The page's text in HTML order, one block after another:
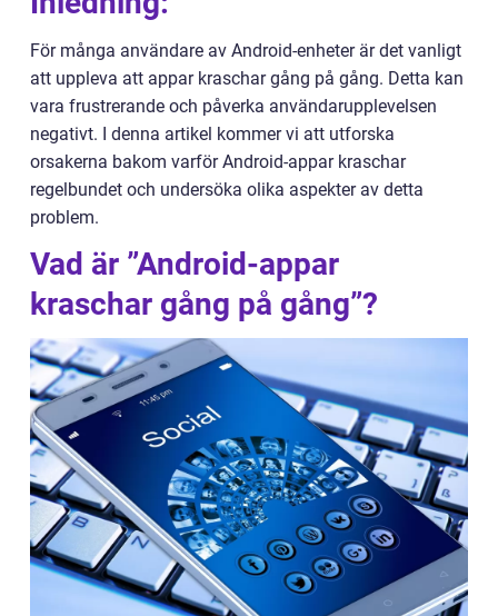
För många användare av Android-enheter är det vanligt
att uppleva att appar kraschar gång på gång. Detta kan
vara frustrerande och påverka användarupplevelsen
negativt. I denna artikel kommer vi att utforska
orsakerna bakom varför Android-appar kraschar
regelbundet och undersöka olika aspekter av detta
problem.
Vad är ”Android-appar
kraschar gång på gång”?